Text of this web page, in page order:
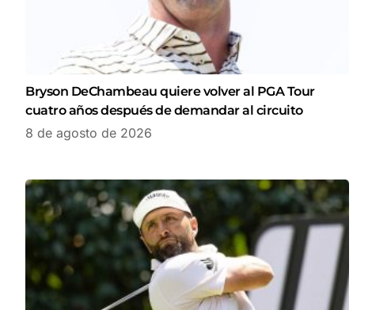
Bryson DeChambeau quiere volver al PGA Tour
cuatro años después de demandar al circuito
8 de agosto de 2026